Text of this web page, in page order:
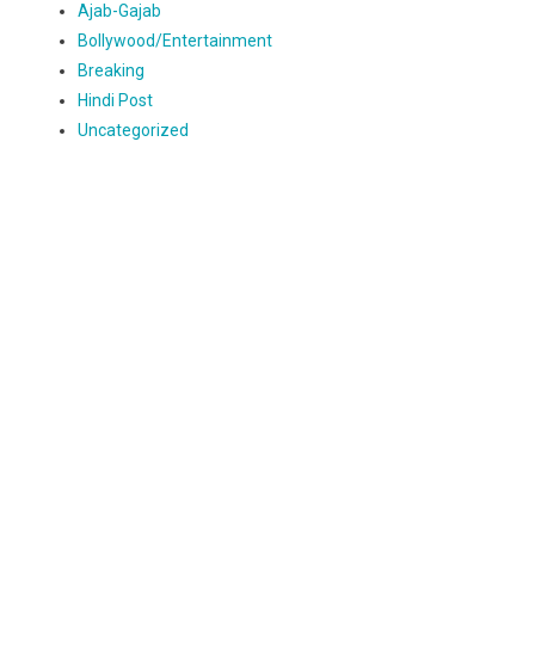
Ajab-Gajab
Bollywood/Entertainment
Breaking
Hindi Post
Uncategorized